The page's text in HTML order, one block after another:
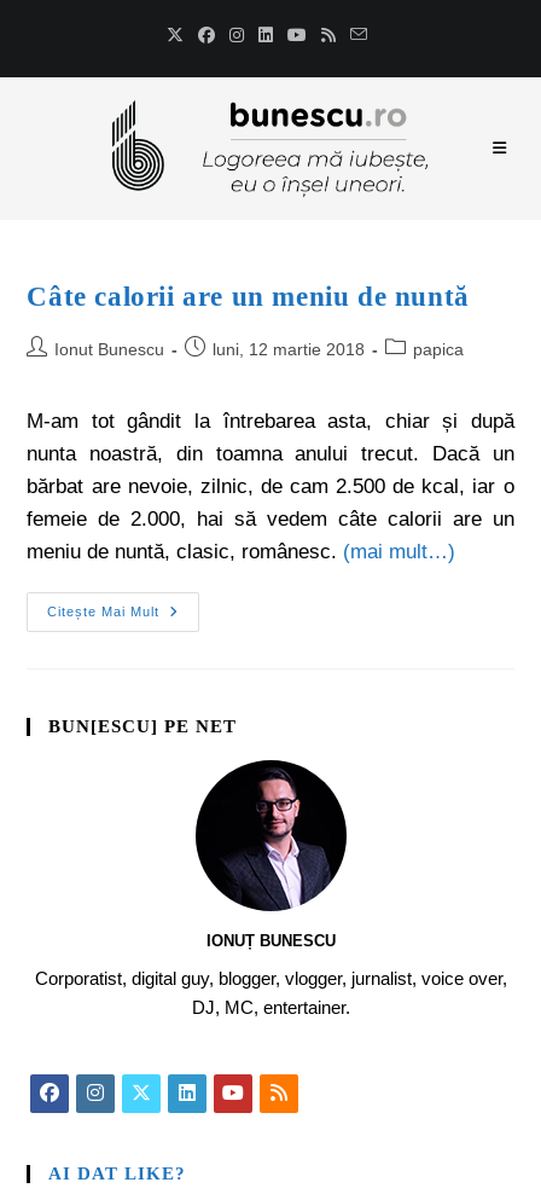
Câte calorii are un meniu de nuntă
Ionut Bunescu luni, 12 martie 2018 papica
M-am tot gândit la întrebarea asta, chiar și după
nunta noastră, din toamna anului trecut. Dacă un
bărbat are nevoie, zilnic, de cam 2.500 de kcal, iar o
femeie de 2.000, hai să vedem câte calorii are un
meniu de nuntă, clasic, românesc. (mai mult…)
Citește Mai Mult
BUN[ESCU] PE NET
IONUȚ BUNESCU
Corporatist, digital guy, blogger, vlogger, jurnalist, voice over,
DJ, MC, entertainer.
AI DAT LIKE?